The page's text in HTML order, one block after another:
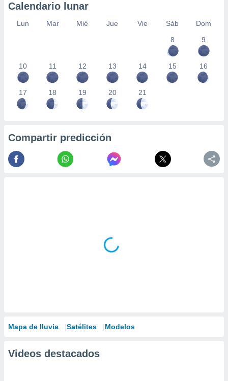
Calendario lunar
Lun Mar Mié Jue Vie Sáb
Dom
8
9
10 11 12 13 14 15 16
17 18 19 20 21
Compartir predicción
Mapa de lluvia Satélites Modelos
Videos destacados